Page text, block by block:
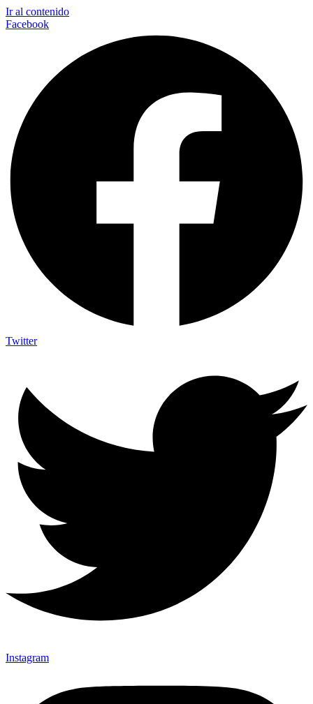
Ir al contenido
Facebook
Twitter
Instagram